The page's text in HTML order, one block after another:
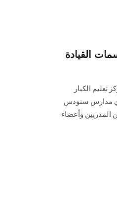
القيادة
تعليم الكبار
مدارس سنودس
المدربين وأعضاء